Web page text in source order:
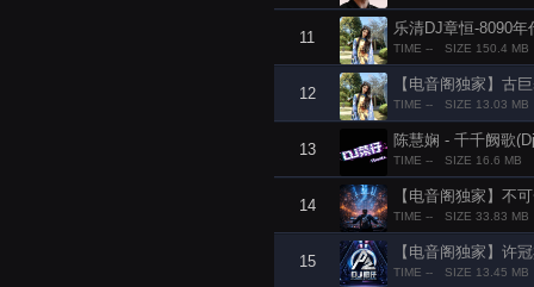
11
乐清DJ章恒-8090
TIME -- SIZE 150.4 MB
12
【电音阁独家】古
TIME -- SIZE 13.03 MB
13
陈慧娴 - 千千阙歌
TIME -- SIZE 16.6 MB
14
【电音阁独家】不
TIME -- SIZE 33.83 MB
15
【电音阁独家】许
TIME -- SIZE 13.45 MB